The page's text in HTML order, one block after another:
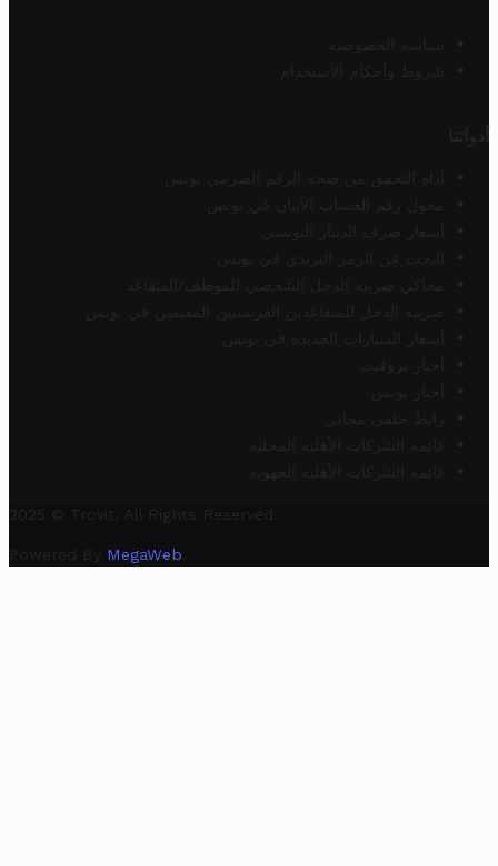
سياسة الخصوصية
شروط وأحكام الاستخدام
أدواتنا
أداة التحقق من صحة الرقم الضريبي تونس
محول رقم الحساب الآيبان في تونس
أسعار صرف الدينار التونسي
البحث عن الرمز البريدي في تونس
محاكي ضريبة الدخل الشخصي للموظف/المتقاعد
ضريبة الدخل للمتقاعدين الفرنسيين المقيمين في تونس
أسعار السيارات الجديدة في تونس
أخبار تروفيت
أخبار تونس
رابط خلفي مجاني
قائمة الشركات الأهلية المحلية
قائمة الشركات الأهلية الجهوية
2025 © Trovit. All Rights Reserved.
Powered By MegaWeb